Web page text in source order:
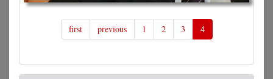
first previous 1 2 3 4